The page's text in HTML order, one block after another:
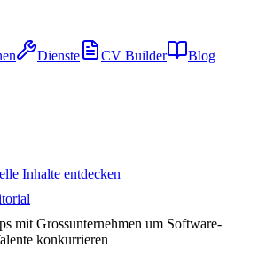
Dienste CV Builder Blog
Inhalte entdecken
mit Grossunternehmen um Software-
konkurrieren